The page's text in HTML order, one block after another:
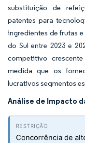
substituição de
patentes para
ingredientes de frutas
do Sul entre 2023 e
competitivo
medida que os
lucrativos segmentos
Análise de Impacto
Concorrência de